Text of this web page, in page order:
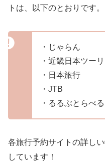
トは、以下のとおりです。
・じゃらん
・近畿日本ツー
・日本旅行
・JTB
・るるぶとらべる
各旅行予約サイトの詳しい
しています！